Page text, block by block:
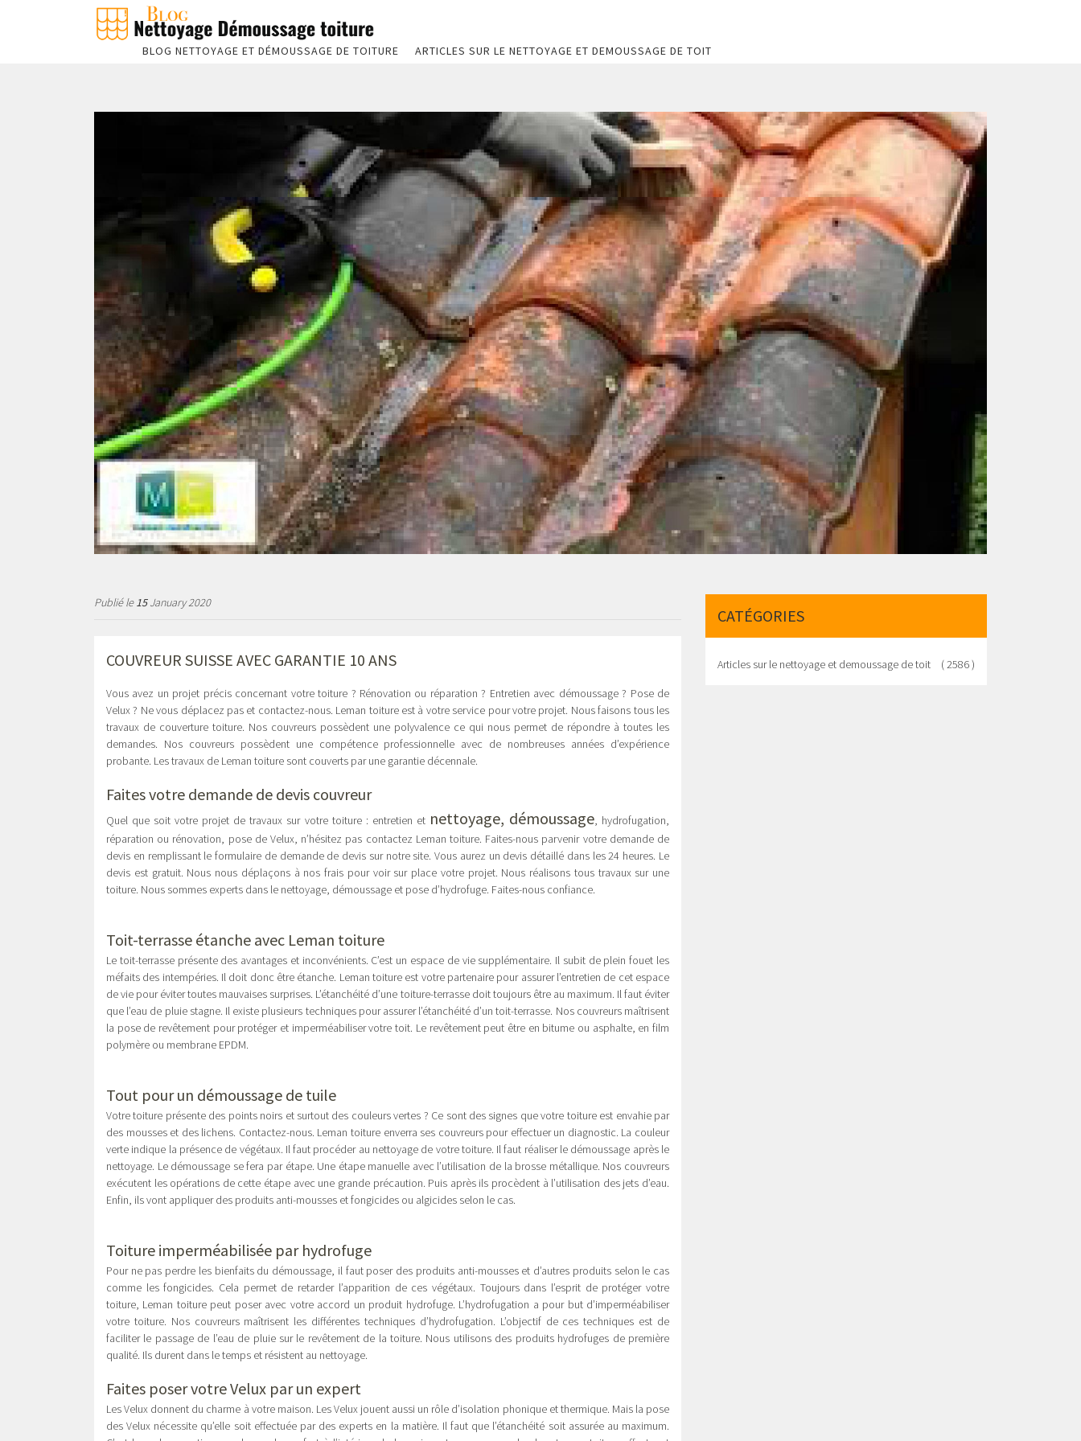
BLOG NETTOYAGE ET DÉMOUSSAGE DE TOITURE ARTICLES SUR LE NETTOYAGE ET DEMOUSSAGE DE TOIT
Publié le15January 2020
COUVREUR SUISSE AVEC GARANTIE 10 ANS
Vous avez un projet précis concernant votre toiture ? Rénovation ou réparation ? Entretien avec démoussage ? Pose de
Velux ? Ne vous déplacez pas et contactez-nous. Leman toiture est à votre service pour votre projet. Nous faisons tous les
travaux de couverture toiture. Nos couvreurs possèdent une polyvalence ce qui nous permet de répondre à toutes les
demandes. Nos couvreurs possèdent une compétence professionnelle avec de nombreuses années d’expérience
probante. Les travaux de Leman toiture sont couverts par une garantie décennale.
Faites votre demande de devis couvreur
Quel que soit votre projet de travaux sur votre toiture : entretien et nettoyage, démoussage, hydrofugation,
réparation ou rénovation, pose de Velux, n’hésitez pas contactez Leman toiture. Faites-nous parvenir votre demande de
devis en remplissant le formulaire de demande de devis sur notre site. Vous aurez un devis détaillé dans les 24 heures. Le
devis est gratuit. Nous nous déplaçons à nos frais pour voir sur place votre projet. Nous réalisons tous travaux sur une
toiture. Nous sommes experts dans le nettoyage, démoussage et pose d’hydrofuge. Faites-nous confiance.
Toit-terrasse étanche avec Leman toiture
Le toit-terrasse présente des avantages et inconvénients. C’est un espace de vie supplémentaire. Il subit de plein fouet les
méfaits des intempéries. Il doit donc être étanche. Leman toiture est votre partenaire pour assurer l’entretien de cet espace
de vie pour éviter toutes mauvaises surprises. L’étanchéité d’une toiture-terrasse doit toujours être au maximum. Il faut éviter
que l’eau de pluie stagne. Il existe plusieurs techniques pour assurer l’étanchéité d’un toit-terrasse. Nos couvreurs maîtrisent
la pose de revêtement pour protéger et imperméabiliser votre toit. Le revêtement peut être en bitume ou asphalte, en film
polymère ou membrane EPDM.
Tout pour un démoussage de tuile
Votre toiture présente des points noirs et surtout des couleurs vertes ? Ce sont des signes que votre toiture est envahie par
des mousses et des lichens. Contactez-nous. Leman toiture enverra ses couvreurs pour effectuer un diagnostic. La couleur
verte indique la présence de végétaux. Il faut procéder au nettoyage de votre toiture. Il faut réaliser le démoussage après le
nettoyage. Le démoussage se fera par étape. Une étape manuelle avec l’utilisation de la brosse métallique. Nos couvreurs
exécutent les opérations de cette étape avec une grande précaution. Puis après ils procèdent à l’utilisation des jets d’eau.
Enfin, ils vont appliquer des produits anti-mousses et fongicides ou algicides selon le cas.
Toiture imperméabilisée par hydrofuge
Pour ne pas perdre les bienfaits du démoussage, il faut poser des produits anti-mousses et d’autres produits selon le cas
comme les fongicides. Cela permet de retarder l’apparition de ces végétaux. Toujours dans l’esprit de protéger votre
toiture, Leman toiture peut poser avec votre accord un produit hydrofuge. L’hydrofugation a pour but d’imperméabiliser
votre toiture. Nos couvreurs maîtrisent les différentes techniques d’hydrofugation. L’objectif de ces techniques est de
faciliter le passage de l’eau de pluie sur le revêtement de la toiture. Nous utilisons des produits hydrofuges de première
qualité. Ils durent dans le temps et résistent au nettoyage.
Faites poser votre Velux par un expert
Les Velux donnent du charme à votre maison. Les Velux jouent aussi un rôle d’isolation phonique et thermique. Mais la pose
des Velux nécessite qu’elle soit effectuée par des experts en la matière. Il faut que l’étanchéité soit assurée au maximum.
CATÉGORIES
Articles sur le nettoyage et demoussage de toit ( 2586 )